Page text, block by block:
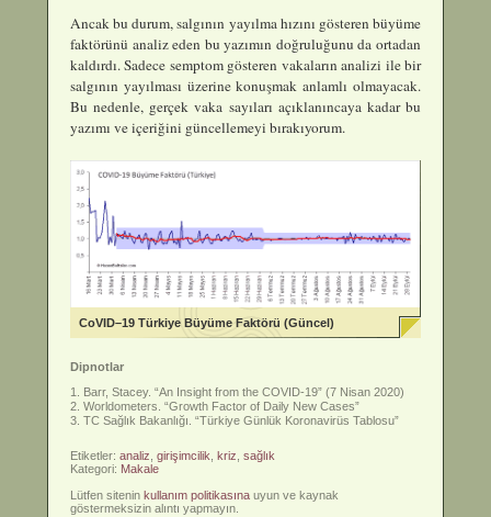
Ancak bu durum, salgının yayılma hızını gösteren büyüme
faktörünü analiz eden bu yazımın doğruluğunu da ortadan
kaldırdı. Sadece semptom gösteren vakaların analizi ile bir
salgının yayılması üzerine konuşmak anlamlı olmayacak.
Bu nedenle, gerçek vaka sayıları açıklanıncaya kadar bu
yazımı ve içeriğini güncellemeyi bırakıyorum.
CoVID–19 Türkiye Büyüme Faktörü (Güncel)
Dipnotlar
Barr, Stacey. “An Insight from the COVID-19” (7 Nisan 2020)
Worldometers. “Growth Factor of Daily New Cases”
TC Sağlık Bakanlığı. “Türkiye Günlük Koronavirüs Tablosu”
Etiketler: analiz girişimcilik kriz sağlık
Kategori: Makale
Lütfen sitenin kullanım politikasına uyun ve kaynak
göstermeksizin alıntı yapmayın.